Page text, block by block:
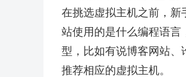
在挑选虚拟主机之前，新
站使用的是什么编程语言
型，比如有说博客网站、
推荐相应的虚拟主机。